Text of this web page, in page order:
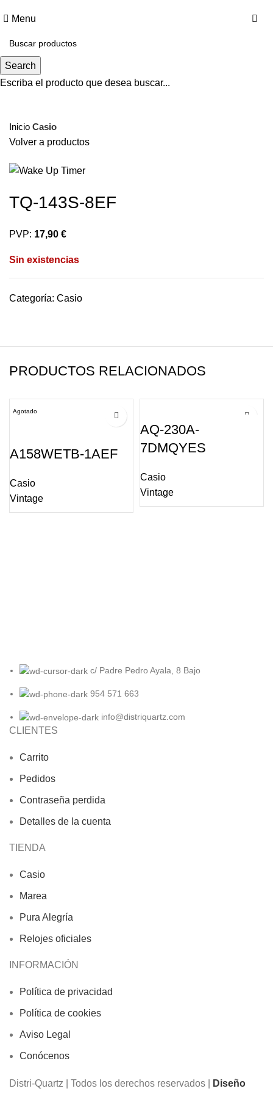
Menu
Agotado
Inicio Casio
Volver a productos
TQ-143S-8EF
PVP: 17,90 €
Sin existencias
Categoría: Casio
PRODUCTOS RELACIONADOS
Agotado
A158WETB-1AEF
Casio
Vintage
AQ-230A-
7DMQYES
Casio
Vintage
c/ Padre Pedro Ayala, 8 Bajo
954 571 663
info@distriquartz.com
CLIENTES
Carrito
Pedidos
Contraseña perdida
Detalles de la cuenta
TIENDA
Casio
Marea
Pura Alegría
Relojes oficiales
INFORMACIÓN
Política de privacidad
Política de cookies
Aviso Legal
Conócenos
Distri-Quartz | Todos los derechos reservados |
Diseño
Search
Escriba el producto que desea buscar...